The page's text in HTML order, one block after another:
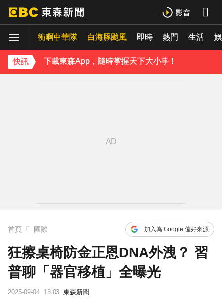
衝啊中華隊 白海豚颱風 即時 熱門 生活
快訊
ENHYPEN西村力站姐輕生亡！生前淚喊「本想再活久點」粉絲怒轟：別再差別對待
下載東森App，隨時掌握天下大小事！
首頁 國際 加入為 Google 偏好來源
狂擦桌椅防金正恩DNA外洩？ 習
普聊「器官移植」全曝光
2025-09-04 13:03 東森新聞